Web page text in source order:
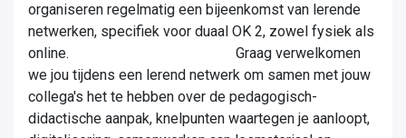
organiseren regelmatig een bijeenkomst van lerende
netwerken, specifiek voor duaal OK 2, zowel fysiek als
online. Graag verwelkomen
we jou tijdens een lerend netwerk om samen met jouw
collega's het te hebben over de pedagogisch-
didactische aanpak, knelpunten waartegen je aanloopt,